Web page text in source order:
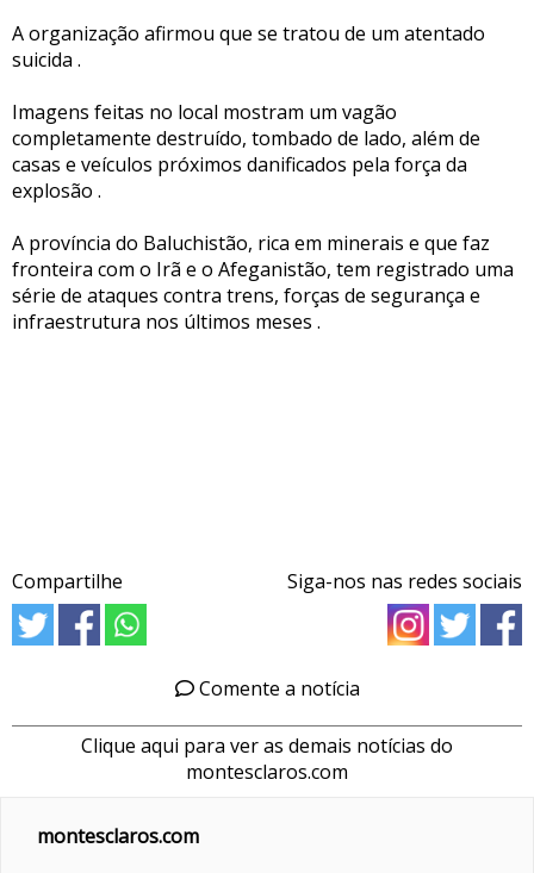
A organização afirmou que se tratou de um atentado
suicida .
Imagens feitas no local mostram um vagão
completamente destruído, tombado de lado, além de
casas e veículos próximos danificados pela força da
explosão .
A província do Baluchistão, rica em minerais e que faz
fronteira com o Irã e o Afeganistão, tem registrado uma
série de ataques contra trens, forças de segurança e
infraestrutura nos últimos meses .
Compartilhe Siga-nos nas redes sociais
Comente a notícia
Clique aqui para ver as demais notícias do
montesclaros.com
montesclaros.com